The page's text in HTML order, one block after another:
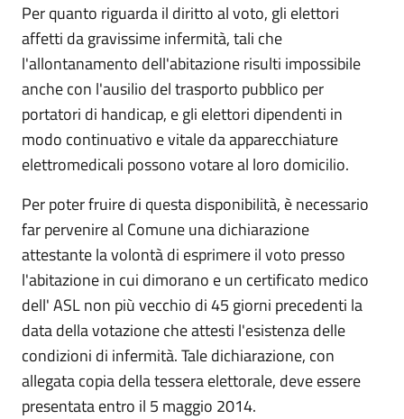
Per quanto riguarda il diritto al voto, gli elettori
affetti da gravissime infermità, tali che
l'allontanamento dell'abitazione risulti impossibile
anche con l'ausilio del trasporto pubblico per
portatori di handicap, e gli elettori dipendenti in
modo continuativo e vitale da apparecchiature
elettromedicali possono votare al loro domicilio.
Per poter fruire di questa disponibilità, è necessario
far pervenire al Comune una dichiarazione
attestante la volontà di esprimere il voto presso
l'abitazione in cui dimorano e un certificato medico
dell' ASL non più vecchio di 45 giorni precedenti la
data della votazione che attesti l'esistenza delle
condizioni di infermità. Tale dichiarazione, con
allegata copia della tessera elettorale, deve essere
presentata entro il 5 maggio 2014.